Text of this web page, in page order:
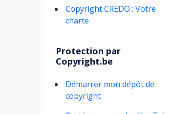
Copyright CREDO : Votre
charte
Protection par
Copyright.be
Démarrer mon dépôt de
copyright